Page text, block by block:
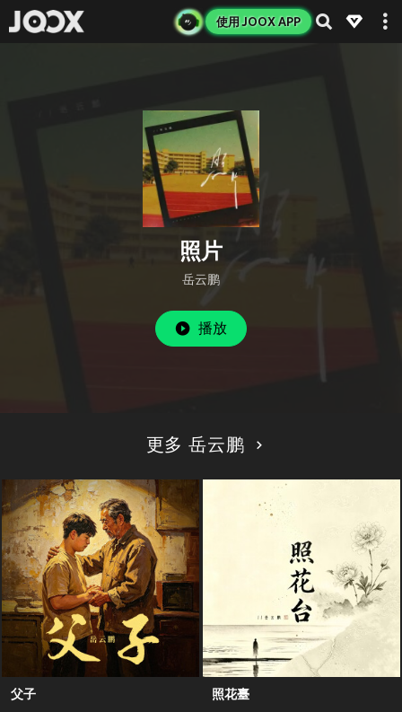
使用 JOOX APP
照片
岳云鹏
播放
更多 岳云鹏
父子 照花臺